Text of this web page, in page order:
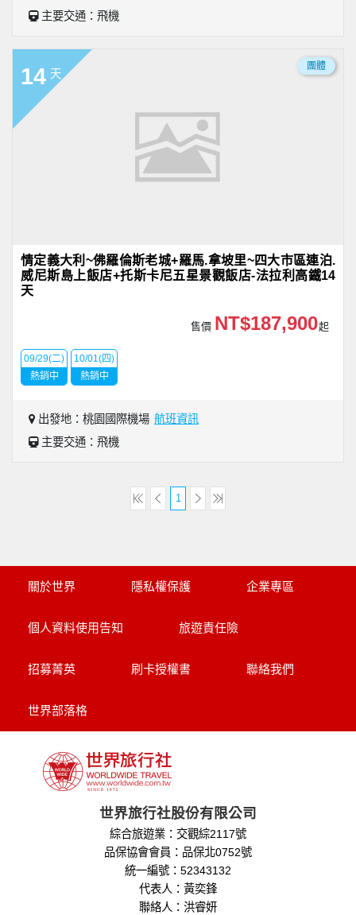
主要交通：飛機
14 天
團體
情定義大利~佛羅倫斯老城+羅馬.拿坡里~四大市區連泊.
威尼斯島上飯店+托斯卡尼五星景觀飯店-法拉利高鐵14
天
售價 NT$187,900起
09/29(二)
熱銷中
10/01(四)
熱銷中
出發地：桃園國際機場 航班資訊
主要交通：飛機
1
關於世界 隱私權保護 企業專區
個人資料使用告知 旅遊責任險
招募菁英 刷卡授權書 聯絡我們
世界部落格
世界旅行社股份有限公司
綜合旅遊業：交觀綜2117號
品保協會會員：品保北0752號
統一編號：52343132
代表人：黃奕鋒
聯絡人：洪睿妍